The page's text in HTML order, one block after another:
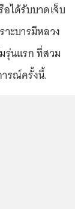
ได้รับบาดเจ็บ
ะบารมีหลวง
รุ่นแรก ที่สวม
รณ์ครั้งนี้.